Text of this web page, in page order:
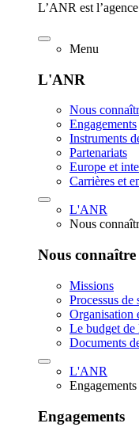
L’ANR est
Menu
L'ANR
Nous
Engagements
Instruments
Partenariats
Europe et
Carrières et
L'ANR
Nous
Nous connaître
Missions
Processus de
Organisation
Le budget de
Documents
L'ANR
Engagements
Engagements